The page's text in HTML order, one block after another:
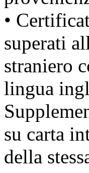
•
superati
straniero
lingua
su carta
della